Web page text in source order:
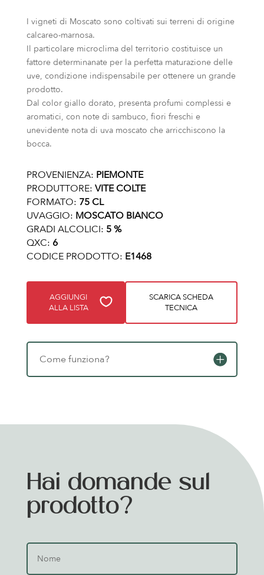
I vigneti di Moscato sono coltivati sui terreni di origine
calcareo-marnosa.
Il particolare microclima del territorio costituisce un
fattore determinanate per la perfetta maturazione delle
uve, condizione indispensabile per ottenere un grande
prodotto.
Dal color giallo dorato, presenta profumi complessi e
aromatici, con note di sambuco, fiori freschi e
unevidente nota di uva moscato che arricchiscono la
bocca.
PROVENIENZA: PIEMONTE
PRODUTTORE: VITE COLTE
FORMATO: 75 CL
UVAGGIO: MOSCATO BIANCO
GRADI ALCOLICI: 5 %
QXC: 6
CODICE PRODOTTO: E1468
AGGIUNGI
ALLA LISTA
SCARICA SCHEDA
TECNICA
Come funziona?
Hai domande sul
prodotto?